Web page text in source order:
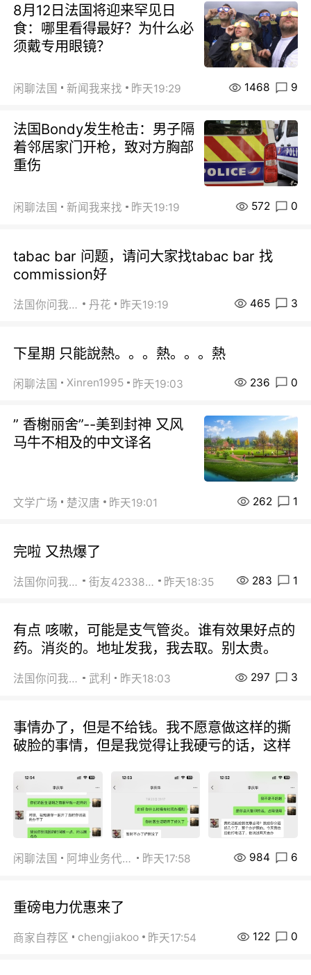
8月12日法国将迎来罕见日
食：哪里看得最好？为什么必
须戴专用眼镜？
闲聊法国 新闻我来找 昨天19:29 1468 9
法国Bondy发生枪击：男子隔
着邻居家门开枪，致对方胸部
重伤
闲聊法国 新闻我来找 昨天19:19 572 0
tabac bar 问题，请问大家找tabac bar 找
commission好
法国你问我答 丹花 昨天19:19 465 3
下星期 只能說熱。。。熱。。。熱
闲聊法国 Xinren1995 昨天19:03 236 0
” 香榭丽舍”--美到封神 又风
马牛不相及的中文译名
文学广场 楚汉唐 昨天19:01 262 1
完啦 又热爆了
法国你问我答 街友42338202 昨天18:35 283 1
有点 咳嗽，可能是支气管炎。谁有效果好点的
药。消炎的。地址发我，我去取。别太贵。
法国你问我答 武利 昨天18:03 297 3
事情办了，但是不给钱。我不愿意做这样的撕
破脸的事情，但是我觉得让我硬亏的话，这样
闲聊法国 阿坤业务代办 昨天17:58 984 6
重磅电力优惠来了
商家自荐区 chengjiakoo 昨天17:54 122 0